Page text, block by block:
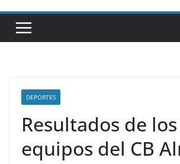
DEPORTES
Resultados de los
equipos del CB